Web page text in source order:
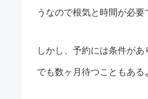
うなので根気と時間が必要
しかし、予約には条件が
でも数ヶ月待つこともある